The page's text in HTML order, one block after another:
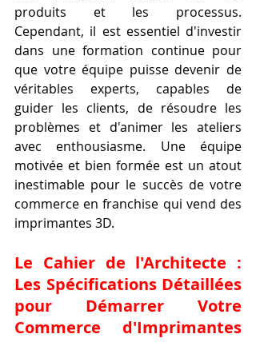
produits et les processus.
Cependant, il est essentiel d'investir
dans une formation continue pour
que votre équipe puisse devenir de
véritables experts, capables de
guider les clients, de résoudre les
problèmes et d'animer les ateliers
avec enthousiasme. Une équipe
motivée et bien formée est un atout
inestimable pour le succès de votre
commerce en franchise qui vend des
imprimantes 3D.
Le Cahier de l'Architecte :
Les Spécifications Détaillées
pour Démarrer Votre
Commerce d'Imprimantes